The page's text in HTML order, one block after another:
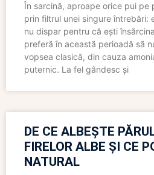
În sarcină, aproape orice pui pe
prin filtrul unei singure întrebări:
nu dispar pentru că ești
preferă în această perioadă să
vopsea clasică, din cauza
puternic. La fel gândesc și
DE CE ALBEȘTE
FIRELOR ALBE ȘI CE
NATURAL